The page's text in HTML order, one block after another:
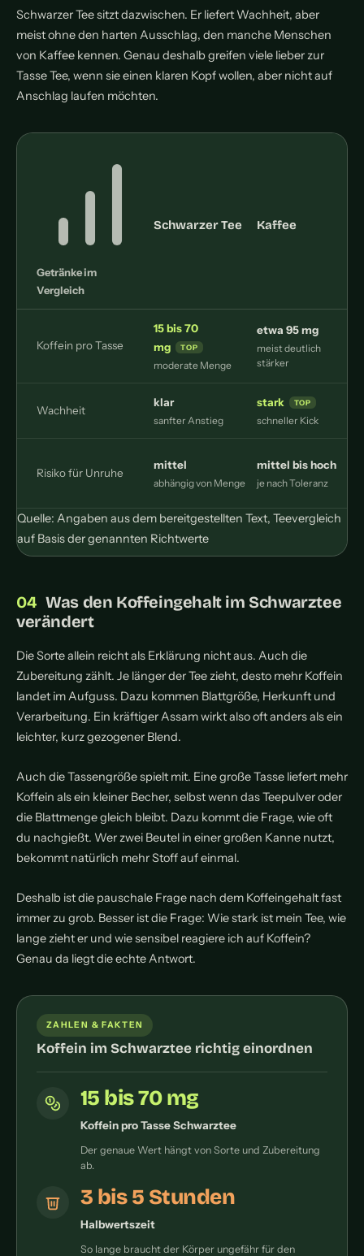
Schwarzer Tee sitzt dazwischen. Er liefert Wachheit, aber
meist ohne den harten Ausschlag, den manche Menschen
von Kaffee kennen. Genau deshalb greifen viele lieber zur
Tasse Tee, wenn sie einen klaren Kopf wollen, aber nicht auf
Anschlag laufen möchten.
Getränke im
Vergleich
Schwarzer Tee Kaffee
Koffein pro Tasse
15 bis 70
mg
moderate Menge
etwa 95 mg
meist deutlich
stärker
Wachheit
klar
sanfter Anstieg
stark
schneller Kick
Risiko für Unruhe
mittel
abhängig von Menge
mittel bis hoch
je nach Toleranz
Quelle: Angaben aus dem bereitgestellten Text, Teevergleich
auf Basis der genannten Richtwerte
Was den Koffeingehalt im Schwarztee
verändert
Die Sorte allein reicht als Erklärung nicht aus. Auch die
Zubereitung zählt. Je länger der Tee zieht, desto mehr Koffein
landet im Aufguss. Dazu kommen Blattgröße, Herkunft und
Verarbeitung. Ein kräftiger Assam wirkt also oft anders als ein
leichter, kurz gezogener Blend.
Auch die Tassengröße spielt mit. Eine große Tasse liefert mehr
Koffein als ein kleiner Becher, selbst wenn das Teepulver oder
die Blattmenge gleich bleibt. Dazu kommt die Frage, wie oft
du nachgießt. Wer zwei Beutel in einer großen Kanne nutzt,
bekommt natürlich mehr Stoff auf einmal.
Deshalb ist die pauschale Frage nach dem Koffeingehalt fast
immer zu grob. Besser ist die Frage: Wie stark ist mein Tee, wie
lange zieht er und wie sensibel reagiere ich auf Koffein?
Genau da liegt die echte Antwort.
ZAHLEN & FAKTEN
Koffein im Schwarztee richtig einordnen
15 bis 70 mg
Koffein pro Tasse Schwarztee
Der genaue Wert hängt von Sorte und Zubereitung
ab.
3 bis 5 Stunden
Halbwertszeit
So lange braucht der Körper ungefähr für den